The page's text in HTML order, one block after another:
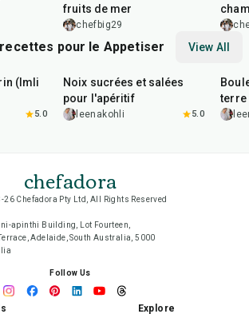
fruits de mer
chefbig29
pour le Appetiser View All
(Imli
5.0
Noix sucrées et salées
pour l'apéritif
leenakohli 5.0
terre
chefadora
26 Chefadora Pty Ltd, All Rights Reserved
apinthi Building, Lot Fourteen,
Adelaide, South Australia, 5000
Follow Us
Explore